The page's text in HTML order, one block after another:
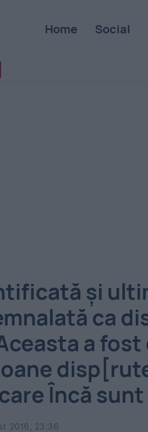
Home Social
și
ca
a
Încă
2016, 23:36